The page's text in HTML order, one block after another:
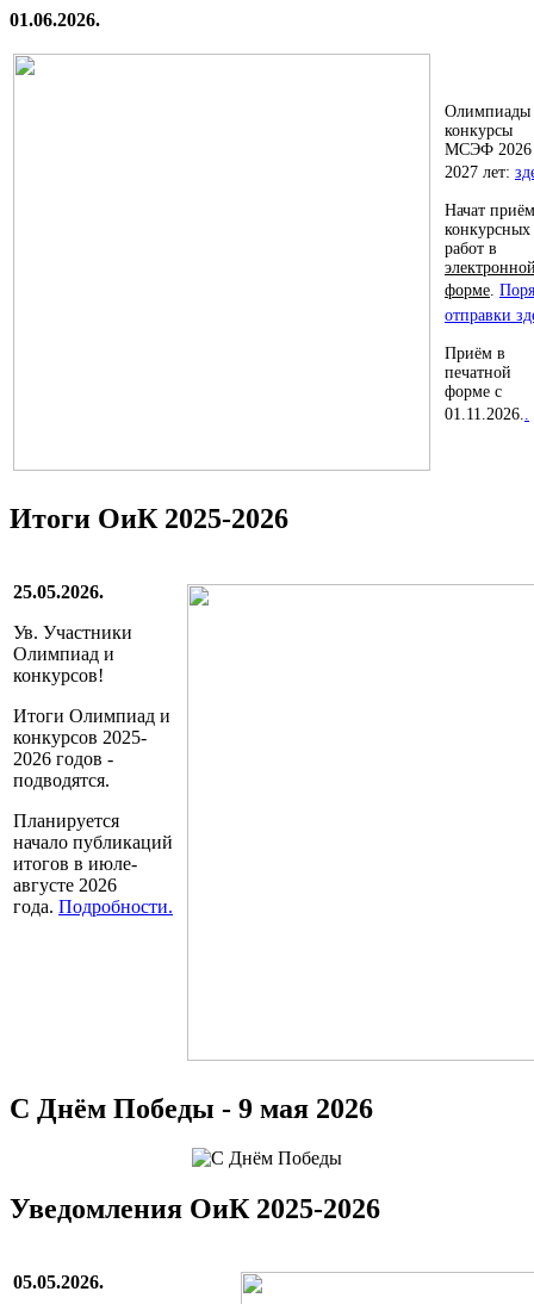
01.06.2026.
Олимпиады
конкурсы
МСЭФ 2026
2027 лет:
Начат приём
конкурсных
работ в
форме
отправки
Приём в
печатной
форме с
01.11.2026.
Итоги ОиК 2025-2026
25.05.2026.
Ув. Участники
Олимпиад и
конкурсов!
Итоги Олимпиад и
конкурсов 2025-
2026 годов -
подводятся.
Планируется
начало публикаций
итогов в июле-
августе 2026
года. Подробности.
С Днём Победы - 9 мая 2026
Уведомления ОиК 2025-2026
05.05.2026.